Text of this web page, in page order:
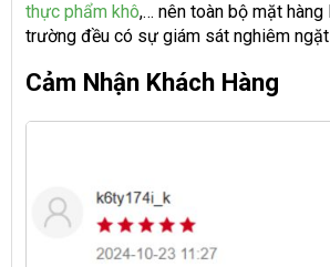
thực phẩm khô,… nên toàn bộ mặt hàng
trường đều có sự giám sát nghiêm
Cảm Nhận Khách Hàng